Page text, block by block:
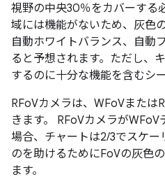
視野の中央30％をカバーする
域には機能がないため、灰色
自動ホワイトバランス、自動
ると予想されます。ただし、
するのに十分な機能を含むシ
RFoVカメラは、WFoVまたは
きます。 RFoVカメラが
場合、チャートは2/3でスケー
のを助けるためにFoVの灰色
ます。